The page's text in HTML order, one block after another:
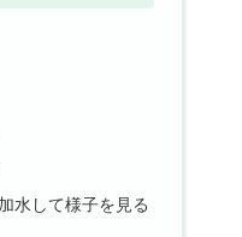
水して様子を見る